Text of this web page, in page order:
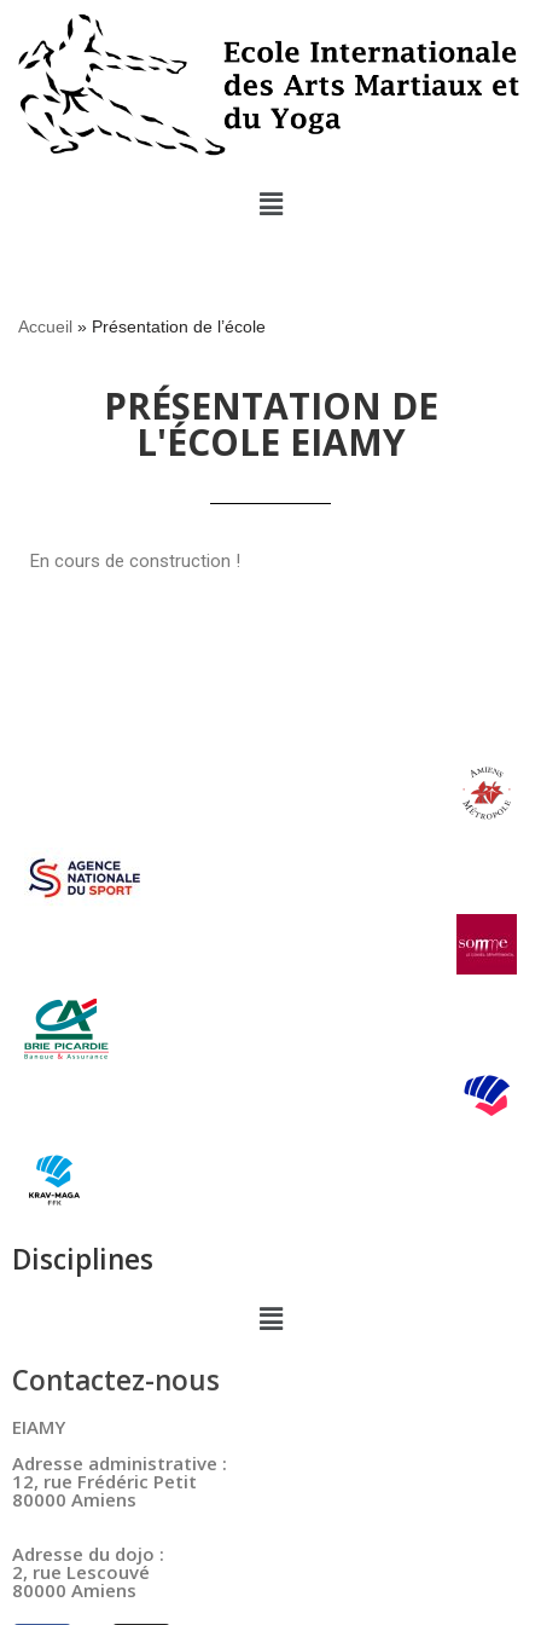
Aller
au
contenu
Accueil » Présentation de l’école
PRÉSENTATION DE
L'ÉCOLE EIAMY
En cours de construction !
Disciplines
Contactez-nous
EIAMY
Adresse administrative :
12, rue Frédéric Petit
80000 Amiens
Adresse du dojo :
2, rue Lescouvé
80000 Amiens